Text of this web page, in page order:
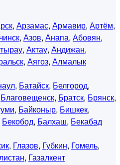
, Арзамас, Армавир, Артём,
, Азов, Анапа, Абовян,
, Актау, Андижан,
, Аягоз, Алмалык
, Батайск, Белгород,
Благовещенск, Братск, Брянск,
, Байконыр, Бишкек,
Бекобод, Балхаш, Бекабад
, Глазов, Губкин, Гомель,
, Газалкент